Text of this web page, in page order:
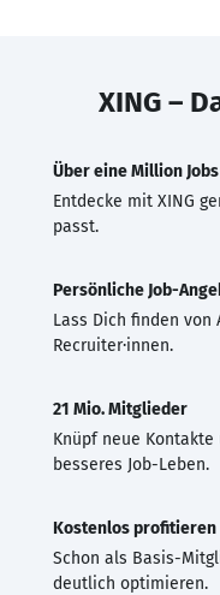
XING –
Über eine Million Jobs
Entdecke mit XING
passt.
Persönliche Job-
Lass Dich finden von
Recruiter·innen.
21 Mio. Mitglieder
Knüpf neue
besseres Job-Leben.
Kostenlos profitieren
Schon als Basis-
deutlich optimieren.